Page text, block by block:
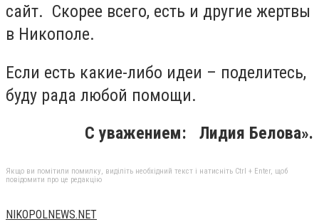
сайт. Скорее всего, есть и другие жертвы
в Никополе.
Если есть какие-либо идеи – поделитесь,
буду рада любой помощи.
С уважением: Лидия Белова».
Якщо ви помітили помилку, виділіть необхідний текст і натисніть Ctrl + Enter, щоб
повідомити про це редакцію
NIKOPOLNEWS.NET